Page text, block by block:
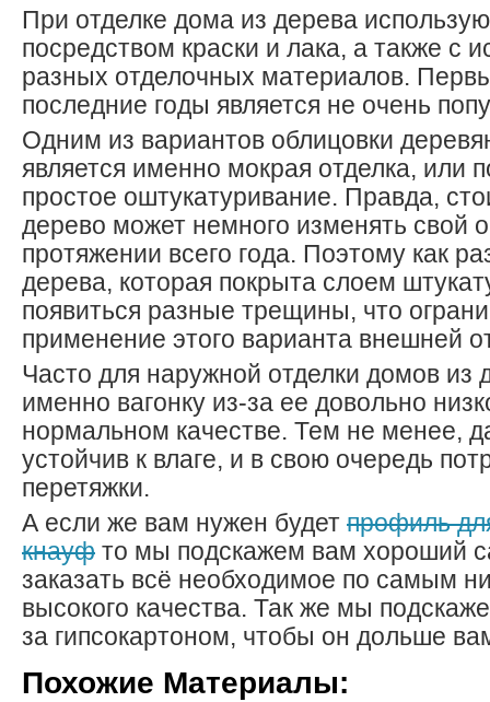
При отделке дома из дерева
посредством краски и лака, а также с
разных отделочных материалов.
последние годы является не очень
Одним из вариантов облицовки
является именно мокрая отделка, или
простое оштукатуривание. Правда,
дерево может немного изменять свой
протяжении всего года. Поэтому как
дерева, которая покрыта слоем
появиться разные трещины, что
применение этого варианта внешней
Часто для наружной отделки домов из
именно вагонку из-за ее довольно
нормальном качестве. Тем не менее,
устойчив к влаге, и в свою очередь
перетяжки.
А если же вам нужен будет профиль
кнауф то мы подскажем вам хороший
заказать всё необходимое по самым
высокого качества. Так же мы
за гипсокартоном, чтобы он дольше
Похожие Материалы: